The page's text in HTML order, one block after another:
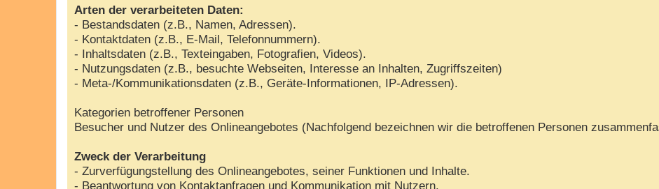
Arten der verarbeiteten Daten:
- Bestandsdaten (z.B., Namen, Adressen).
- Kontaktdaten (z.B., E-Mail, Telefonnummern).
- Inhaltsdaten (z.B., Texteingaben, Fotografien, Videos).
- Nutzungsdaten (z.B., besuchte Webseiten, Interesse an Inhalten, Zugriffszeiten)
- Meta-/Kommunikationsdaten (z.B., Geräte-Informationen, IP-Adressen).
Kategorien betroffener Personen
Besucher und Nutzer des Onlineangebotes (Nachfolgend bezeichnen wir die betroffenen Personen
Zweck der Verarbeitung
- Zurverfügungstellung des Onlineangebotes, seiner Funktionen und Inhalte.
- Beantwortung von Kontaktanfragen und Kommunikation mit Nutzern.